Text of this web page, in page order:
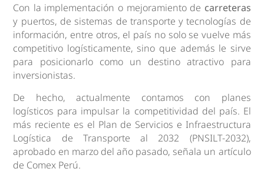
Con la implementación o mejoramiento de carreteras
y puertos, de sistemas de transporte y tecnologías de
información, entre otros, el país no solo se vuelve más
competitivo logísticamente, sino que además le sirve
para posicionarlo como un destino atractivo para
inversionistas.
De hecho, actualmente contamos con planes
logísticos para impulsar la competitividad del país. El
más reciente es el Plan de Servicios e Infraestructura
Logística de Transporte al 2032 (PNSILT-2032),
aprobado en marzo del año pasado, señala un artículo
de Comex Perú.